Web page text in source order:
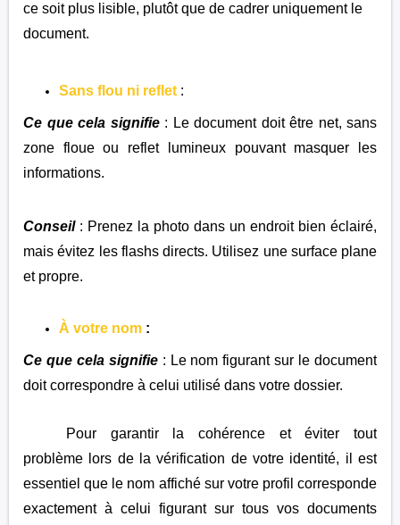
ce soit plus lisible, plutôt que de cadrer uniquement le
document.
Sans flou ni reflet:
Ce que cela signifie : Le document doit être net, sans
zone floue ou reflet lumineux pouvant masquer les
informations.
Conseil : Prenez la photo dans un endroit bien éclairé,
mais évitez les flashs directs. Utilisez une surface plane
et propre.
À votre nom :
Ce que cela signifie: Le nom figurant sur le document
doit correspondre à celui utilisé dans votre dossier.
Pour garantir la cohérence et éviter tout
problème lors de la vérification de votre identité, il est
essentiel que le nom affiché sur votre profil corresponde
exactement à celui figurant sur tous vos documents